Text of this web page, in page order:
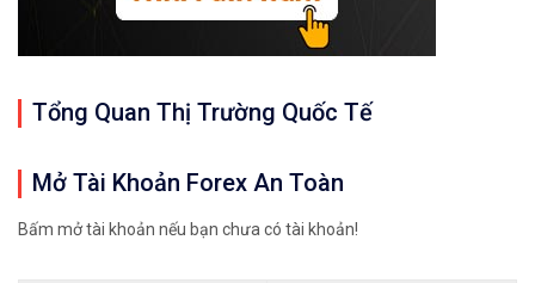
Tổng Quan Thị Trường Quốc Tế
Mở Tài Khoản Forex An Toàn
Bấm mở tài khoản nếu bạn chưa có tài khoản!